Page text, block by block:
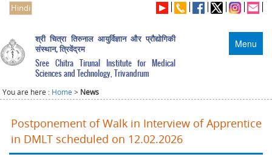
Hindi
Menu
श्री चित्रा तिरुनाल आयुर्विज्ञान और प्रौद्योगिकी
संस्थान, त्रिवेंद्रम
Sree Chitra Tirunal Institute for Medical
Sciences and Technology, Trivandrum
You are here : Home > News
Postponement of Walk in Interview of Apprentice
in DMLT scheduled on 12.02.2026